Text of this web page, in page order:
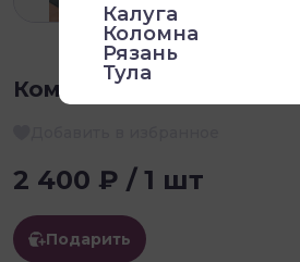
Композиция номер 3
2 400 ₽ / 1 шт
Подарить
Калуга
Коломна
Рязань
Тула